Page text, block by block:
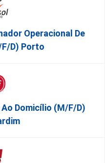
Operacional De
f/d) Porto
Ao Domicílio (m/f/d)